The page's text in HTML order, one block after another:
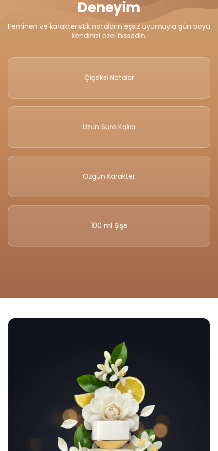
Deneyim
Feminen ve karakteristik notaların eşsiz uyumuyla gün boyu
kendinizi özel hissedin.
Çiçeksi Notalar
Uzun Süre Kalıcı
Özgün Karakter
100 ml Şişe